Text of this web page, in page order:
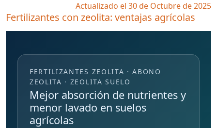
Actualizado el 30 de Octubre de 2025
Fertilizantes con zeolita: ventajas agrícolas
FERTILIZANTES ZEOLITA · ABONO
ZEOLITA · ZEOLITA SUELO
Mejor absorción de nutrientes y
menor lavado en suelos
agrícolas